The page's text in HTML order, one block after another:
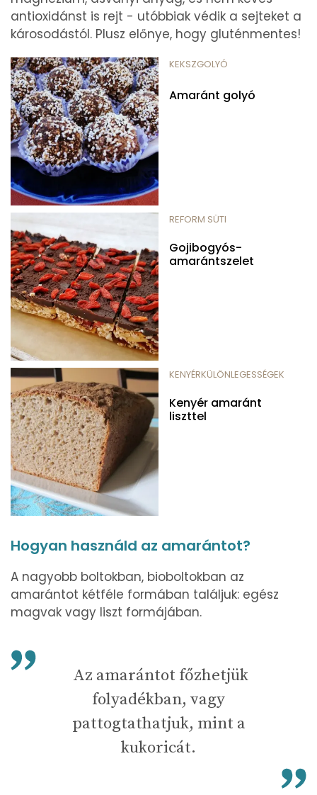
antioxidánst is rejt - utóbbiak védik a sejteket a
károsodástól. Plusz előnye, hogy gluténmentes!
KEKSZGOLYÓ
Amaránt golyó
REFORM SÜTI
Gojibogyós-
amarántszelet
KENYÉRKÜLÖNLEGESSÉGEK
Kenyér amaránt
liszttel
Hogyan használd az amarántot?
A nagyobb boltokban, bioboltokban az
amarántot kétféle formában találjuk: egész
magvak vagy liszt formájában.
Az amarántot főzhetjük
folyadékban, vagy
pattogtathatjuk, mint a
kukoricát.